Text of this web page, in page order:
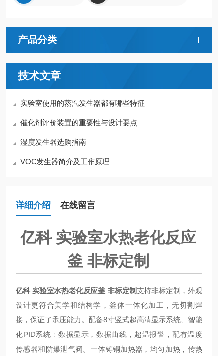
产品分类
技术文章
实验室使用的蒸汽发生器都有哪些特征
催化剂评价装置的重要性与设计要点
湿度发生器选购指南
VOC发生器简介及工作原理
详细介绍 在线留言
亿科 实验室水热老化反应
釜 非标定制
亿科 实验室水热老化反应釜 非标定制支持非标定制，外观
设计更符合美学和结构学，釜体一体化加工，无切割焊
接，保证了承压能力。配备8寸竖式超高清显示系统、智能
化PID系统：数据显示，数据曲线，超温报警，配有温度
传感器和防爆泄气阀。一体铸铜加热器，均匀加热，传热